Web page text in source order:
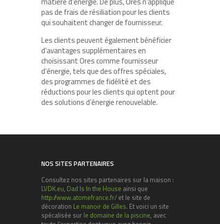
pas de frais de résiliation pour les clients
qui souhaitent changer de fournisseur.
Les clients peuvent également bénéficier
d’avantages supplémentaires en
choisissant Ores comme fournisseur
d’énergie, tels que des offres spéciales,
des programmes de fidélité et des
réductions pour les clients qui optent pour
des solutions d’énergie renouvelable.
NOS SITES PARTENAIRES
Consultez nos sites partenaires sur la maison :
LVDK.eu, Dad Is In the House ainsi que
http://www.atomefrance.fr/ et le site de
décoration Le manoir de Gilles. Et voici un site
spécalisée sur le domaine de la piscine, avec